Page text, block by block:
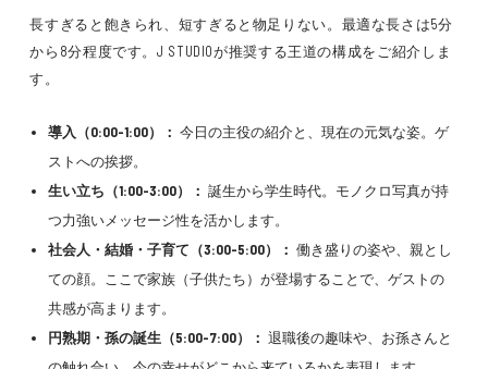
長すぎると飽きられ、短すぎると物足りない。最適な長さは5分
から8分程度です。J STUDIOが推奨する王道の構成をご紹介しま
す。
導入（0:00-1:00）： 今日の主役の紹介と、現在の元気な姿。ゲ
ストへの挨拶。
生い立ち（1:00-3:00）： 誕生から学生時代。モノクロ写真が持
つ力強いメッセージ性を活かします。
社会人・結婚・子育て（3:00-5:00）： 働き盛りの姿や、親とし
ての顔。ここで家族（子供たち）が登場することで、ゲストの
共感が高まります。
円熟期・孫の誕生（5:00-7:00）： 退職後の趣味や、お孫さんと